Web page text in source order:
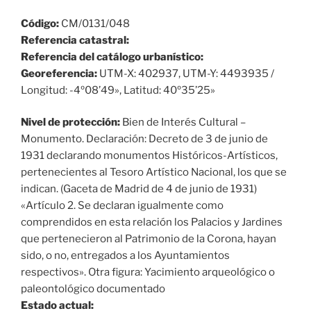
Código: CM/0131/048
Referencia catastral:
Referencia del catálogo urbanístico:
Georeferencia: UTM-X: 402937, UTM-Y: 4493935 /
Longitud: -4º08’49», Latitud: 40º35’25»
Nivel de protección: Bien de Interés Cultural –
Monumento. Declaración: Decreto de 3 de junio de
1931 declarando monumentos Históricos-Artísticos,
pertenecientes al Tesoro Artístico Nacional, los que se
indican. (Gaceta de Madrid de 4 de junio de 1931)
«Artículo 2. Se declaran igualmente como
comprendidos en esta relación los Palacios y Jardines
que pertenecieron al Patrimonio de la Corona, hayan
sido, o no, entregados a los Ayuntamientos
respectivos». Otra figura: Yacimiento arqueológico o
paleontológico documentado
Estado actual: